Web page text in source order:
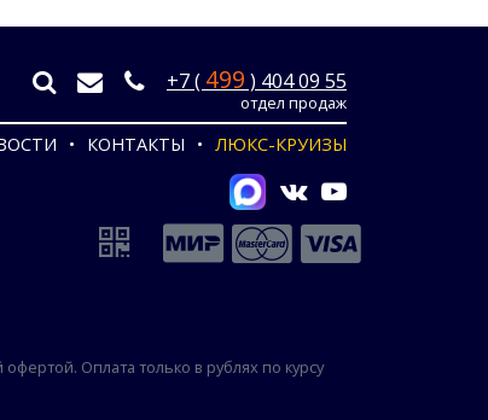
+7 ( 499 ) 404 09 55
отдел продаж
КОНТАКТЫ ЛЮКС-КРУИЗЫ
Оплата только в рублях по курсу